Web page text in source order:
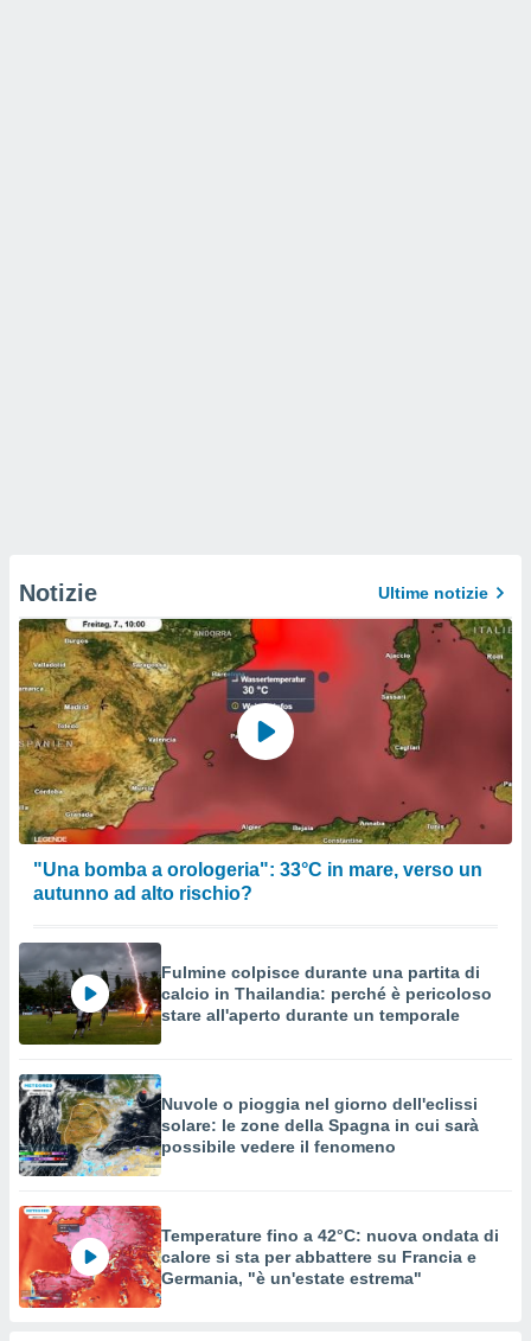
Notizie Ultime notizie
"Una bomba a orologeria": 33°C in mare, verso un
autunno ad alto rischio?
Fulmine colpisce durante una partita di
calcio in Thailandia: perché è pericoloso
stare all'aperto durante un temporale
Nuvole o pioggia nel giorno dell'eclissi
solare: le zone della Spagna in cui sarà
possibile vedere il fenomeno
Temperature fino a 42°C: nuova ondata di
calore si sta per abbattere su Francia e
Germania, "è un'estate estrema"